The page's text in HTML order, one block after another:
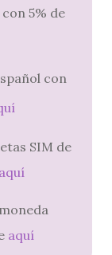
5% de
con
SIM de
aquí
aquí